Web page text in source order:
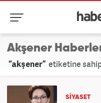
Akşener
“akşener” etiketine
SİYASET